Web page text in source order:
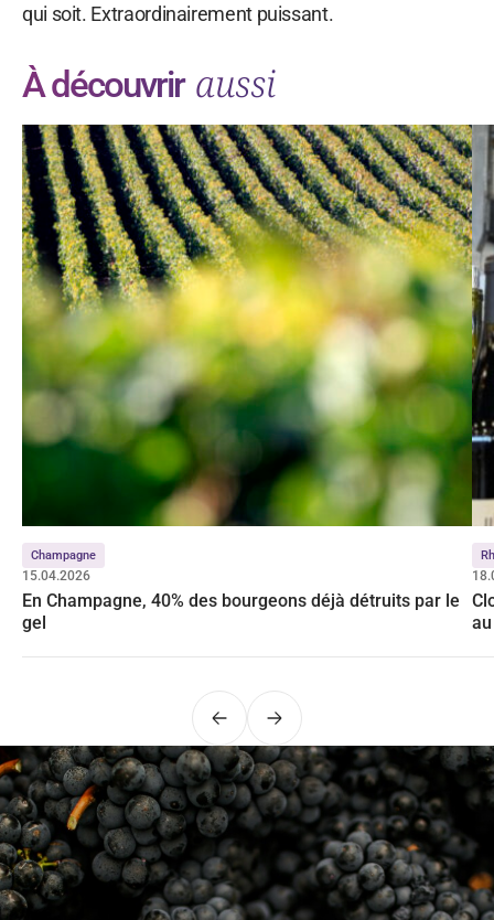
qui soit. Extraordinairement puissant.
À découvrir aussi
Champagne
15.04.2026
En Champagne, 40% des bourgeons déjà détruits par le
gel
PrécédentSuivant